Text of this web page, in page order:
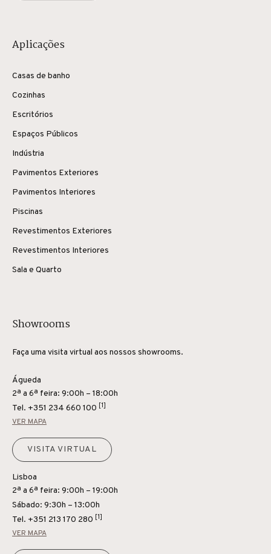
Aplicações
Casas de banho
Cozinhas
Escritórios
Espaços Públicos
Indústria
Pavimentos Exteriores
Pavimentos Interiores
Piscinas
Revestimentos Exteriores
Revestimentos Interiores
Sala e Quarto
Showrooms
Faça uma visita virtual aos nossos showrooms.
Águeda
2ª a 6ª feira: 9:00h – 18:00h
Tel. +351 234 660 100 [1]
VER MAPA
VISITA VIRTUAL
Lisboa
2ª a 6ª feira: 9:00h – 19:00h
Sábado: 9:30h – 13:00h
Tel. +351 213 170 280 [1]
VER MAPA